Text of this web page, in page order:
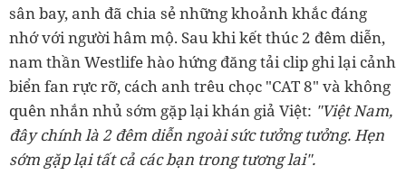
sân bay, anh đã chia sẻ những khoảnh khắc đáng
nhớ với người hâm mộ. Sau khi kết thúc 2 đêm diễn,
nam thần Westlife hào hứng đăng tải clip ghi lại cảnh
biển fan rực rỡ, cách anh trêu chọc "CAT 8" và không
quên nhắn nhủ sớm gặp lại khán giả Việt: "Việt Nam,
đây chính là 2 đêm diễn ngoài sức tưởng tưởng. Hẹn
sớm gặp lại tất cả các bạn trong tương lai".